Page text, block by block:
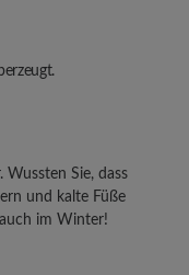
Sie, dass
und kalte Füße
im Winter!